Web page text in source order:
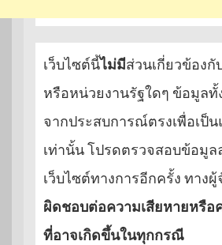
เว็บไซต์นี้ไม่มีส่วนเกี่ยวข้อง
หรือหน่วยงานรัฐใดๆ ข้อมูลทั้
จากประสบการณ์ตรงเพื่อเป็
เท่านั้น โปรดตรวจสอบข้อมูล
เว็บไซต์ทางการอีกครั้ง ทาง
ผิดชอบต่อความเสียหายหรือ
ที่อาจเกิดขึ้นในทุกกรณี